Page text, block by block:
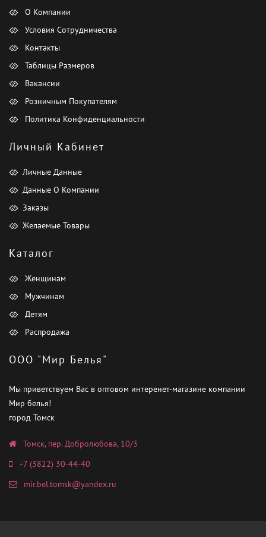
О Компании
Условия Сотрудничества
Контакты
Таблицы Размеров
Вакансии
Розничным Покупателям
Политика Конфиденциальности
Личный Кабинет
Личные Данные
Данные О Компании
Заказы
Желаемые Товары
Каталог
Женщинам
Мужчинам
Детям
Распродажа
ООО "Мир Белья"
Мы приветствуем Вас в оптовом интеренет-магазине компании
Мир белья!
город Томск
Томск, пер. Добролюбова, 10/3
+7 (3822) 30-44-40
mir.bel.tomsk@yandex.ru